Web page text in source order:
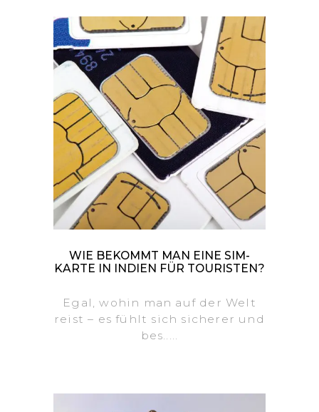
WIE BEKOMMT MAN EINE SIM-
KARTE IN INDIEN FÜR TOURISTEN?
Egal, wohin man auf der Welt
reist – es fühlt sich sicherer und
bes.....